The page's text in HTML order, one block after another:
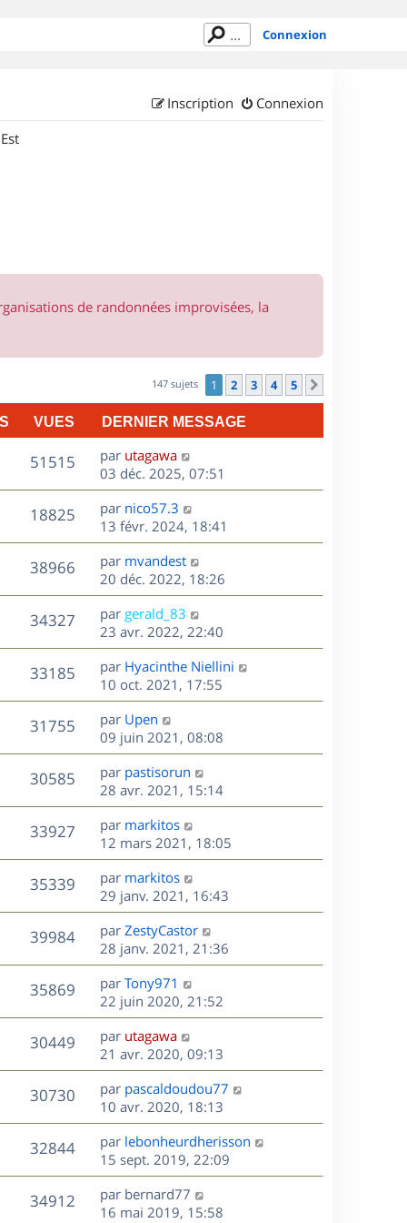
Connexion
Connexion
Inscription
de randonnées improvisées, la
147 sujets 1 2 3 4 5
VUES DERNIER MESSAGE
51515V
u
D
e
r
n
i
e
r
m
e
s
s
a
g
e
par utagawa
03 déc. 2025, 07:51
18825V
u
e
s
D
e
r
n
i
e
r
m
e
s
s
a
g
e
par nico57.3
13 févr. 2024, 18:41
38966V
u
D
e
r
n
i
e
r
m
e
s
s
a
g
e
par mvandest
20 déc. 2022, 18:26
34327V
u
D
e
r
n
i
e
r
m
e
s
s
a
g
e
par gerald_83
23 avr. 2022, 22:40
33185V
u
D
e
r
n
i
e
r
m
e
s
s
a
g
e
par Hyacinthe Niellini
10 oct. 2021, 17:55
31755V
u
s
D
e
r
n
i
e
r
m
e
s
s
a
g
e
par Upen
09 juin 2021, 08:08
30585V
u
s
D
e
r
n
i
e
r
m
e
s
s
a
g
e
par pastisorun
28 avr. 2021, 15:14
33927V
u
D
e
r
n
i
e
r
m
e
s
s
a
g
e
par markitos
12 mars 2021, 18:05
35339V
u
s
D
e
r
n
i
e
r
m
e
s
s
a
g
e
par markitos
29 janv. 2021, 16:43
39984V
u
s
D
e
r
n
i
e
r
m
e
s
s
a
g
e
par ZestyCastor
28 janv. 2021, 21:36
35869V
u
s
D
e
r
n
i
e
r
m
e
s
s
a
g
e
par Tony971
22 juin 2020, 21:52
30449V
u
D
e
r
n
i
e
r
m
e
s
s
par utagawa
21 avr. 2020, 09:13
30730V
u
s
D
e
r
n
i
e
r
m
par pascaldoudou77
10 avr. 2020, 18:13
32844V
u
e
D
e
r
n
i
par lebonheurdherisson
15 sept. 2019, 22:09
34912V
D
e
par bernard77
16 mai 2019, 15:58